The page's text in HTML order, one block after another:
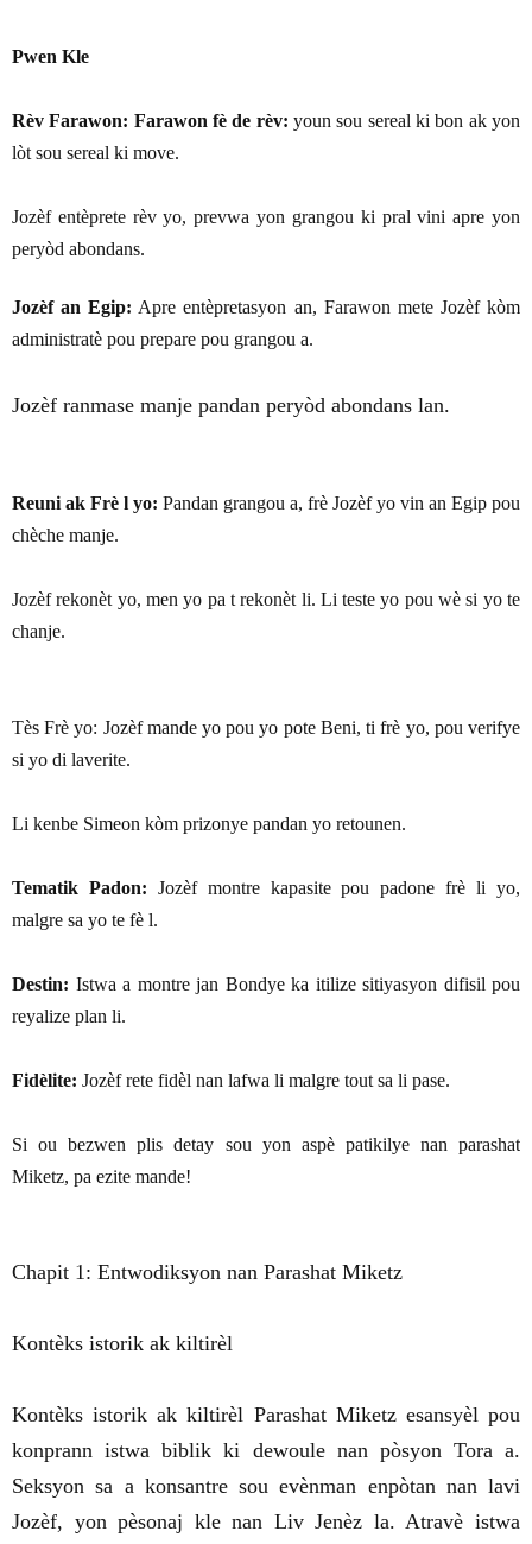
Pwen Kle
Rèv Farawon: Farawon fè de rèv: youn sou sereal ki bon ak yon
lòt sou sereal ki move.
Jozèf entèprete rèv yo, prevwa yon grangou ki pral vini apre yon
peryòd abondans.
Jozèf an Egip: Apre entèpretasyon an, Farawon mete Jozèf kòm
administratè pou prepare pou grangou a.
Jozèf ranmase manje pandan peryòd abondans lan.
Reuni ak Frè l yo: Pandan grangou a, frè Jozèf yo vin an Egip pou
chèche manje.
Jozèf rekonèt yo, men yo pa t rekonèt li. Li teste yo pou wè si yo te
chanje.
Tès Frè yo: Jozèf mande yo pou yo pote Beni, ti frè yo, pou verifye
si yo di laverite.
Li kenbe Simeon kòm prizonye pandan yo retounen.
Tematik Padon: Jozèf montre kapasite pou padone frè li yo,
malgre sa yo te fè l.
Destin: Istwa a montre jan Bondye ka itilize sitiyasyon difisil pou
reyalize plan li.
Fidèlite: Jozèf rete fidèl nan lafwa li malgre tout sa li pase.
Si ou bezwen plis detay sou yon aspè patikilye nan parashat
Miketz, pa ezite mande!
Chapit 1: Entwodiksyon nan Parashat Miketz
Kontèks istorik ak kiltirèl
Kontèks istorik ak kiltirèl Parashat Miketz esansyèl pou
konprann istwa biblik ki dewoule nan pòsyon Tora a.
Seksyon sa a konsantre sou evènman enpòtan nan lavi
Jozèf, yon pèsonaj kle nan Liv Jenèz la. Atravè istwa